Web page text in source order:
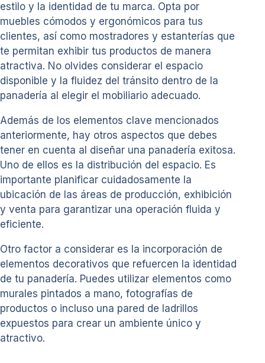
estilo y la identidad de tu marca. Opta por
muebles cómodos y ergonómicos para tus
clientes, así como mostradores y estanterías que
te permitan exhibir tus productos de manera
atractiva. No olvides considerar el espacio
disponible y la fluidez del tránsito dentro de la
panadería al elegir el mobiliario adecuado.
Además de los elementos clave mencionados
anteriormente, hay otros aspectos que debes
tener en cuenta al diseñar una panadería exitosa.
Uno de ellos es la distribución del espacio. Es
importante planificar cuidadosamente la
ubicación de las áreas de producción, exhibición
y venta para garantizar una operación fluida y
eficiente.
Otro factor a considerar es la incorporación de
elementos decorativos que refuercen la identidad
de tu panadería. Puedes utilizar elementos como
murales pintados a mano, fotografías de
productos o incluso una pared de ladrillos
expuestos para crear un ambiente único y
atractivo.